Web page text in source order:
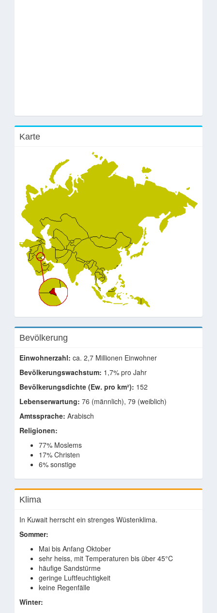
Karte
Bevölkerung
Einwohnerzahl: ca. 2,7 Millionen Einwohner
Bevölkerungswachstum: 1,7% pro Jahr
Bevölkerungsdichte (Ew. pro km²): 152
Lebenserwartung: 76 (männlich), 79 (weiblich)
Amtssprache: Arabisch
Religionen:
77% Moslems
17% Christen
6% sonstige
Klima
In Kuwait herrscht ein strenges Wüstenklima.
Sommer:
Mai bis Anfang Oktober
sehr heiss, mit Temperaturen bis über 45°C
häufige Sandstürme
geringe Luftfeuchtigkeit
keine Regenfälle
Winter: